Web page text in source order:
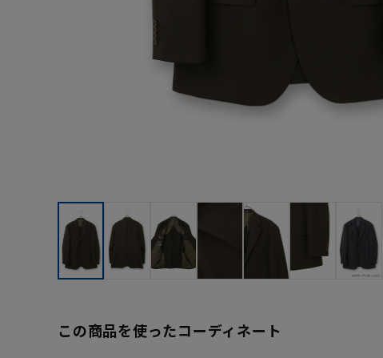
この商品を使ったコーディネート